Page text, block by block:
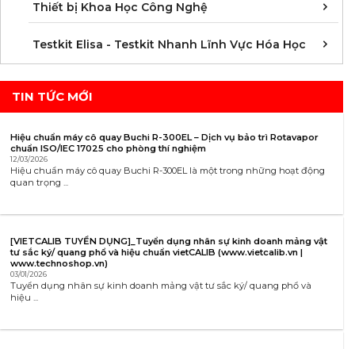
Thiết bị Khoa Học Công Nghệ
Testkit Elisa - Testkit Nhanh Lĩnh Vực Hóa Học
TIN TỨC MỚI
Hiệu chuẩn máy cô quay Buchi R-300EL – Dịch vụ bảo trì Rotavapor
chuẩn ISO/IEC 17025 cho phòng thí nghiệm
12/03/2026
Hiệu chuẩn máy cô quay Buchi R-300EL là một trong những hoạt động
quan trọng ...
[VIETCALIB TUYỂN DỤNG]_Tuyển dụng nhân sự kinh doanh mảng vật
tư sắc ký/ quang phổ và hiệu chuẩn vietCALIB (www.vietcalib.vn |
www.technoshop.vn)
03/01/2026
Tuyển dụng nhân sự kinh doanh mảng vật tư sắc ký/ quang phổ và
hiệu ...